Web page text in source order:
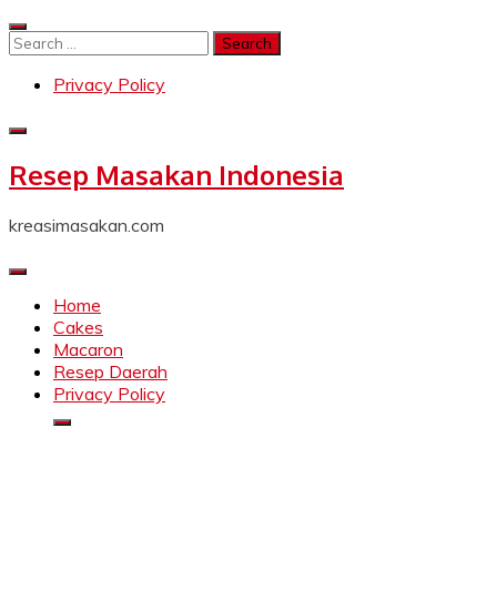
Skip
to
Search
Privacy Policy
Resep Masakan Indonesia
kreasimasakan.com
Home
Cakes
Macaron
Resep Daerah
Privacy Policy